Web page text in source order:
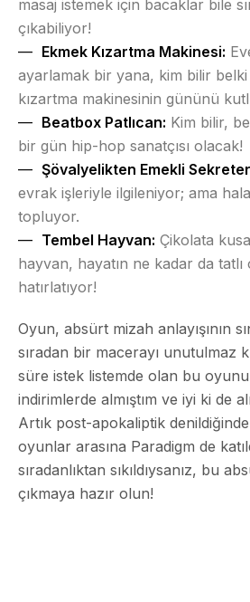
masaj istemek için bacaklar bile
çıkabiliyor!
Ekmek Kızartma Makinesi:
ayarlamak bir yana, kim bilir
kızartma makinesinin gününü
Beatbox Patlıcan: Kim bilir,
bir gün hip-hop sanatçısı olacak!
Şövalyelikten Emekli
evrak işleriyle ilgileniyor; ama
topluyor.
Tembel Hayvan: Çikolata
hayvan, hayatın ne kadar da tatlı
hatırlatıyor!
Oyun, absürt mizah anlayışının
sıradan bir macerayı unutulmaz
süre istek listemde olan bu
indirimlerde almıştım ve iyi ki de
Artık post-apokaliptik
oyunlar arasına Paradigm de
sıradanlıktan sıkıldıysanız, bu
çıkmaya hazır olun!